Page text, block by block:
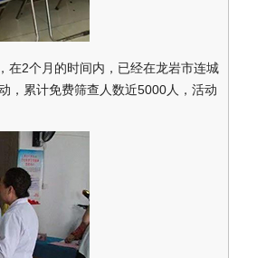
2个月的时间内，已经在龙岩市连城
，累计免费筛查人数近5000人，活动